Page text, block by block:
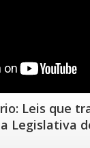
Leis que
Legislativa